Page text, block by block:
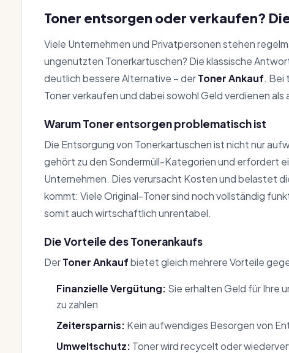
Toner entsorgen oder verkaufen?
Viele Unternehmen und Privatpersonen stehen
ungenutzten Tonerkartuschen? Die klassische
deutlich bessere Alternative – derToner Ankauf. Bei
Toner verkaufen und dabei sowohl Geld verdienen als
Warum Toner entsorgen problematisch ist
Die Entsorgung von Tonerkartuschen ist nicht nur
gehört zu den Sondermüll-Kategorien und erfordert
Unternehmen. Dies verursacht Kosten und belastet
kommt: Viele Original-Toner sind noch vollständig
somit auch wirtschaftlich unrentabel.
Die Vorteile des Tonerankaufs
DerToner Ankaufbietet gleich mehrere Vorteile
Finanzielle Vergütung: Sie erhalten Geld für Ihre
zu zahlen
Zeitersparnis: Kein aufwendiges Besorgen von
Umweltschutz: Toner wird recycelt oder